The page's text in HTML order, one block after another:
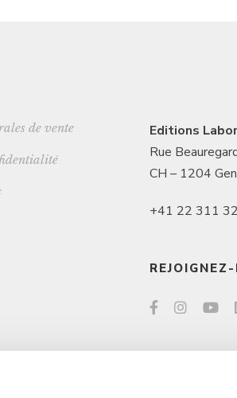
de vente
Editions
Rue
CH – 1204
+41 22 311